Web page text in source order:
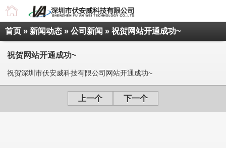
首页 » 新闻动态 » 公司新闻 » 祝贺网站开通成功~
祝贺网站开通成功~
祝贺深圳市伏安威科技有限公司网站开通成功~
上一个 下一个